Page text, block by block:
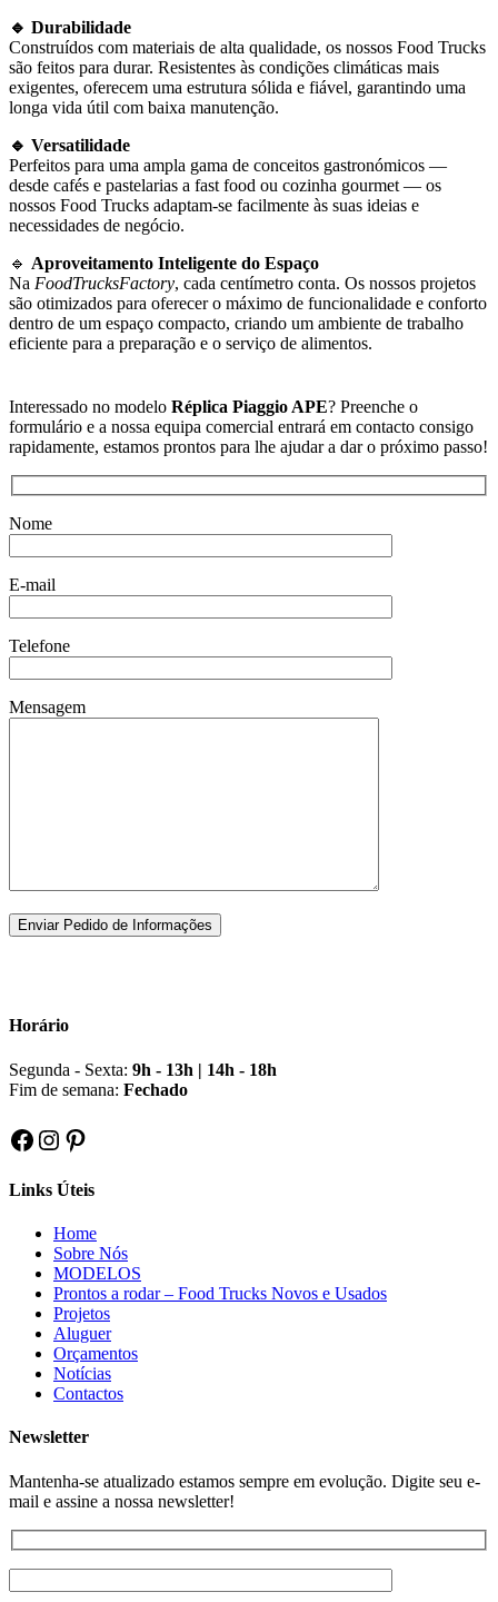
🔹 Durabilidade
Construídos com materiais de alta qualidade, os nossos Food Trucks
são feitos para durar. Resistentes às condições climáticas mais
exigentes, oferecem uma estrutura sólida e fiável, garantindo uma
longa vida útil com baixa manutenção.
🔹 Versatilidade
Perfeitos para uma ampla gama de conceitos gastronómicos —
desde cafés e pastelarias a fast food ou cozinha gourmet — os
nossos Food Trucks adaptam-se facilmente às suas ideias e
necessidades de negócio.
🔹 Aproveitamento Inteligente do Espaço
Na FoodTrucksFactory, cada centímetro conta. Os nossos projetos
são otimizados para oferecer o máximo de funcionalidade e conforto
dentro de um espaço compacto, criando um ambiente de trabalho
eficiente para a preparação e o serviço de alimentos.
Interessado no modelo Réplica Piaggio APE? Preenche o
formulário e a nossa equipa comercial entrará em contacto consigo
rapidamente, estamos prontos para lhe ajudar a dar o próximo passo!
Nome
E-mail
Telefone
Mensagem
Horário
Segunda - Sexta: 9h - 13h | 14h - 18h
Fim de semana: Fechado
Facebook
Instagram
Pinterest
Links Úteis
Home
Sobre Nós
MODELOS
Prontos a rodar – Food Trucks Novos e Usados
Projetos
Aluguer
Orçamentos
Notícias
Contactos
Newsletter
Mantenha-se atualizado estamos sempre em evolução. Digite seu e-
mail e assine a nossa newsletter!